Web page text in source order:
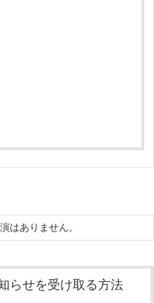
はありません。
らせを受け取る方法